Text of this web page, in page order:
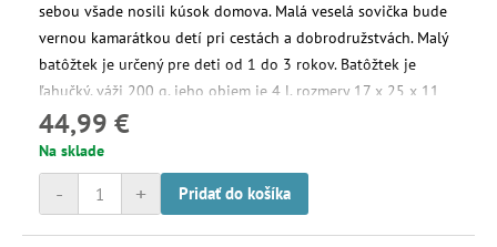
sebou všade nosili kúsok domova. Malá veselá sovička bude
vernou kamarátkou detí pri cestách a dobrodružstvách. Malý
batôžtek je určený pre deti od 1 do 3 rokov. Batôžtek je
ľahučký, váži 200 g, jeho objem je 4 l, rozmery 17 x 25 x 11
cm.
44,99 €
Na sklade
+
- Pridať do košíka